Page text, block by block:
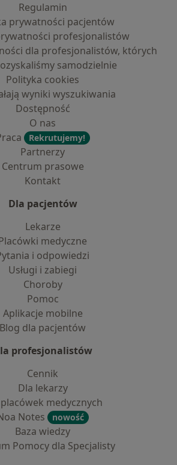
Regulamin
prywatności pacjentów
profesjonalistów
dla profesjonalistów, których
samodzielnie
Polityka cookies
wyniki wyszukiwania
Dostępność
O nas
Rekrutujemy!
Partnerzy
Centrum prasowe
Kontakt
Dla pacjentów
Lekarze
medyczne
i odpowiedzi
Usługi i zabiegi
Choroby
Pomoc
Aplikacje mobilne
Blog dla pacjentów
profesjonalistów
Cennik
Dla lekarzy
medycznych
Notes
nowość
Baza wiedzy
Pomocy dla Specjalisty